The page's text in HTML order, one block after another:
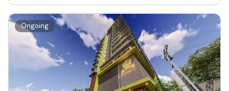
Ongoing